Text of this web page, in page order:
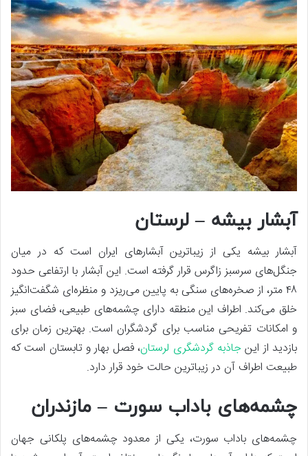
آبشار بیشه – لرستان
آبشار بیشه یکی از زیباترین آبشارهای ایران است که در میان
جنگل‌های سرسبز زاگرس قرار گرفته است. این آبشار با ارتفاعی حدود
۴۸ متر، از صخره‌های سنگی به پایین می‌ریزد و منظره‌ای شگفت‌انگیز
خلق می‌کند. اطراف این منطقه دارای چشمه‌های طبیعی، فضای سبز
و امکانات تفریحی مناسب برای گردشگران است. بهترین زمان برای
بازدید از این جاذبه گردشگری لرستان، فصل بهار و تابستان است که
طبیعت اطراف آن در زیباترین حالت خود قرار دارد.
چشمه‌های باداب سورت – مازندران
چشمه‌های باداب سورت، یکی از معدود چشمه‌های پلکانی جهان